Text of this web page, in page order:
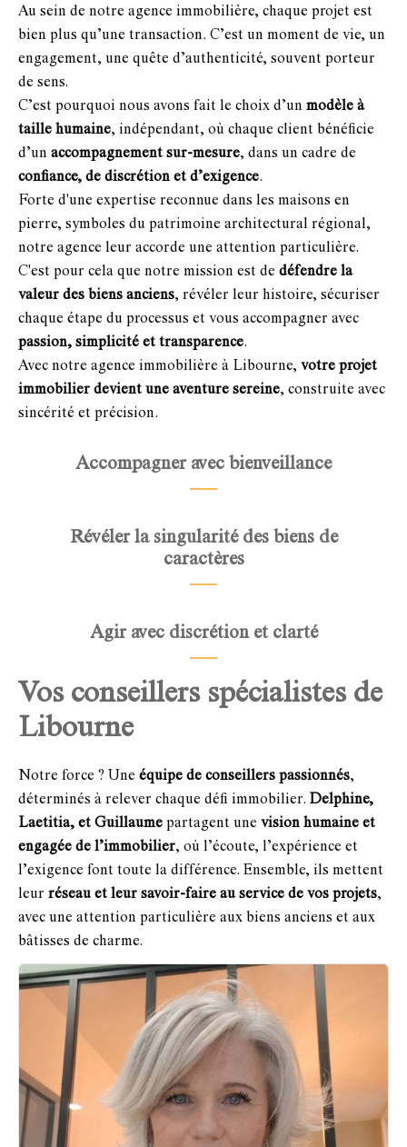
Au sein de notre agence immobilière, chaque projet est
bien plus qu’une transaction. C’est un moment de vie, un
engagement, une quête d’authenticité, souvent porteur
de sens.
C’est pourquoi nous avons fait le choix d’un modèle à
taille humaine, indépendant, où chaque client bénéficie
d’un accompagnement sur-mesure, dans un cadre de
confiance, de discrétion et d’exigence.
Forte d'une expertise reconnue dans les maisons en
pierre, symboles du patrimoine architectural régional,
notre agence leur accorde une attention particulière.
C'est pour cela que notre mission est de défendre la
valeur des biens anciens, révéler leur histoire, sécuriser
chaque étape du processus et vous accompagner avec
passion, simplicité et transparence.
Avec notre agence immobilière à Libourne, votre projet
immobilier devient une aventure sereine, construite avec
sincérité et précision.
Accompagner avec bienveillance
Révéler la singularité des biens de
caractères
Agir avec discrétion et clarté
Vos conseillers spécialistes de
Libourne
Notre force ? Une équipe de conseillers passionnés,
déterminés à relever chaque défi immobilier. Delphine,
Laetitia, et Guillaume partagent une vision humaine et
engagée de l’immobilier, où l’écoute, l’expérience et
l’exigence font toute la différence. Ensemble, ils mettent
leur réseau et leur savoir-faire au service de vos projets,
avec une attention particulière aux biens anciens et aux
bâtisses de charme.